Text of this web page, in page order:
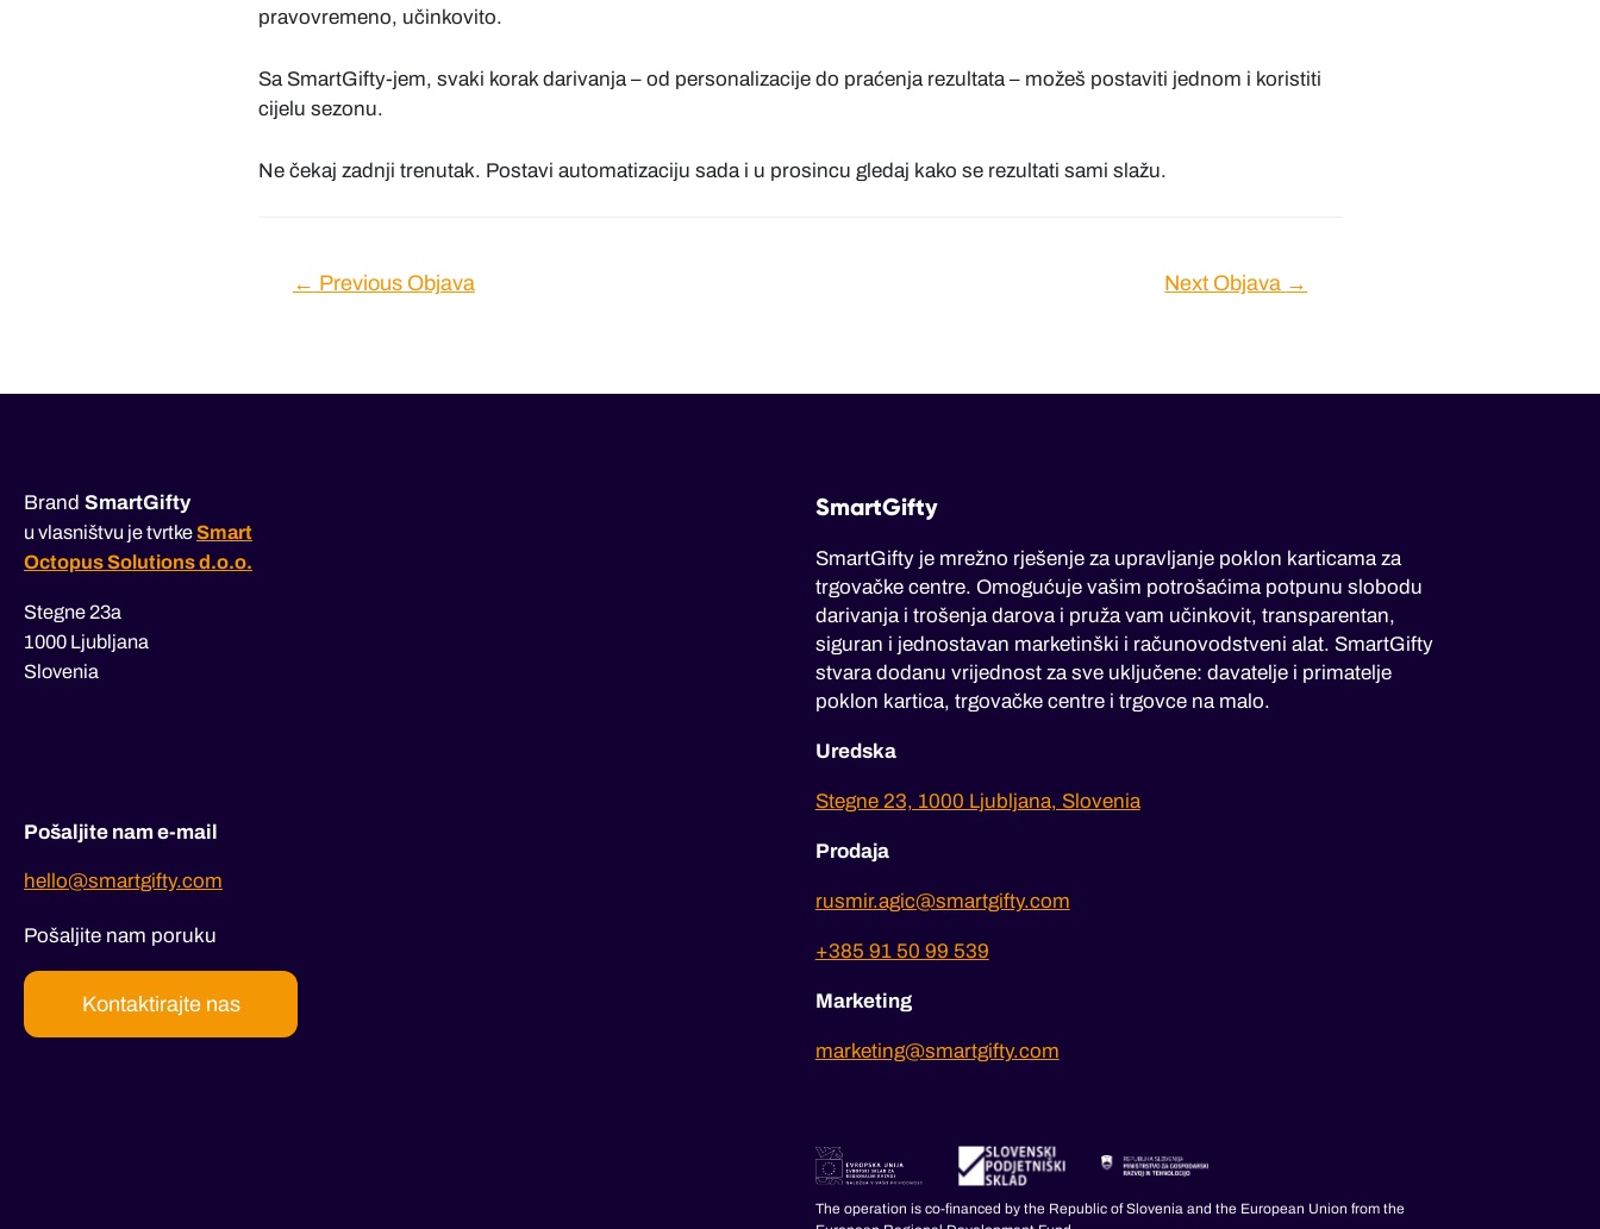
pravovremeno, učinkovito.
Sa SmartGifty-jem, svaki korak darivanja – od personalizacije do praćenja rezultata – možeš postaviti jednom i koristiti
cijelu sezonu.
Ne čekaj zadnji trenutak. Postavi automatizaciju sada i u prosincu gledaj kako se rezultati sami slažu.
Navigacija
← Previous Objava Next Objava →
Brand SmartGifty
u vlasništvu je tvrtkeSmart
Octopus Solutions d.o.o.
Stegne 23a
1000 Ljubljana
Slovenia
Pošaljite nam e-mail
hello@smartgifty.com
Pošaljite nam poruku
Kontaktirajte nas
SmartGifty
SmartGifty je mrežno rješenje za upravljanje poklon karticama za
trgovačke centre. Omogućuje vašim potrošaćima potpunu slobodu
darivanja i trošenja darova i pruža vam učinkovit, transparentan,
siguran i jednostavan marketinški i računovodstveni alat. SmartGifty
stvara dodanu vrijednost za sve uključene: davatelje i primatelje
poklon kartica, trgovačke centre i trgovce na malo.
Uredska
Stegne 23, 1000 Ljubljana, Slovenia
Prodaja
rusmir.agic@smartgifty.com
+385 91 50 99 539
Marketing
marketing@smartgifty.com
The operation is co-financed by the Republic of Slovenia and the European Union from the